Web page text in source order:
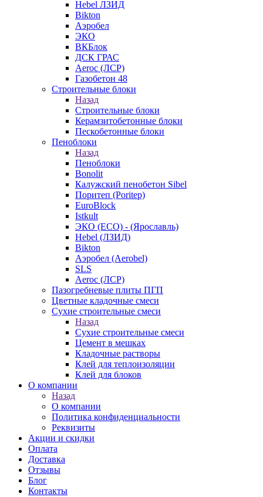
Hebel ЛЗИД
Bikton
Аэробел
ЭКО
ВКБлок
ДСК ГРАС
Aeroc (ЛСР)
Газобетон 48
Строительные блоки
Назад
Строительные блоки
Керамзитобетонные блоки
Пескобетонные блоки
Пеноблоки
Назад
Пеноблоки
Bonolit
Калужский пенобетон Sibel
Поритеп (Poritep)
EuroBlock
Istkult
ЭКО (ECO) - (Ярославль)
Hebel (ЛЗИД)
Bikton
Аэробел (Aerobel)
SLS
Aeroc (ЛСР)
Пазогребневые плиты ПГП
Цветные кладочные смеси
Сухие строительные смеси
Назад
Сухие строительные смеси
Цемент в мешках
Кладочные растворы
Клей для теплоизоляции
Клей для блоков
О компании
Назад
О компании
Политика конфиденциальности
Реквизиты
Акции и скидки
Оплата
Доставка
Отзывы
Блог
Контакты